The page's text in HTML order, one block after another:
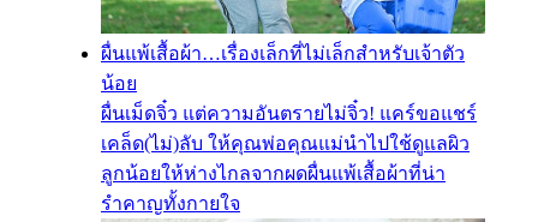
ผื่นแพ้เสื้อผ้า…เรื่องเล็กที่ไม่เล็กสำหรับเจ้าตัว
น้อย
ผื่นเม็ดจิ๋ว แต่ความอันตรายไม่จิ๋ว! แคร์ขอแชร์
เคล็ด(ไม่)ลับ ให้คุณพ่อคุณแม่นำไปใช้ดูแลผิว
ลูกน้อยให้ห่างไกลจากผดผื่นแพ้เสื้อผ้าที่น่า
รำคาญทั้งกายใจ